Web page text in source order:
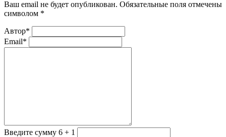
Ваш email не будет опубликован. Обязательные поля отмечены
символом *
Автор*
Email*
Введите сумму 6 + 1